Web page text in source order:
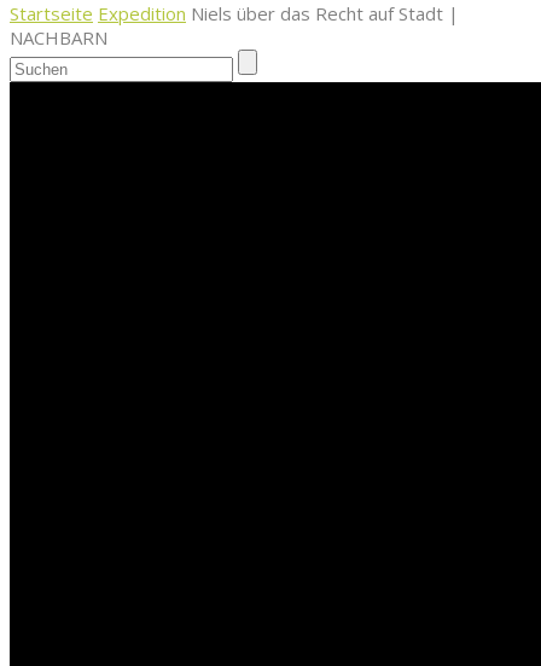
Startseite Expedition Niels über das Recht auf Stadt |
NACHBARN